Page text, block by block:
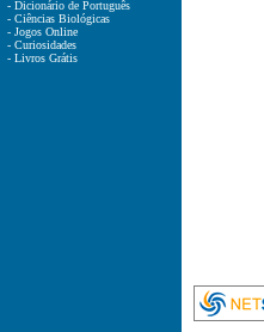
- Dicionário de Português
- Ciências Biológicas
- Jogos Online
- Curiosidades
- Livros Grátis